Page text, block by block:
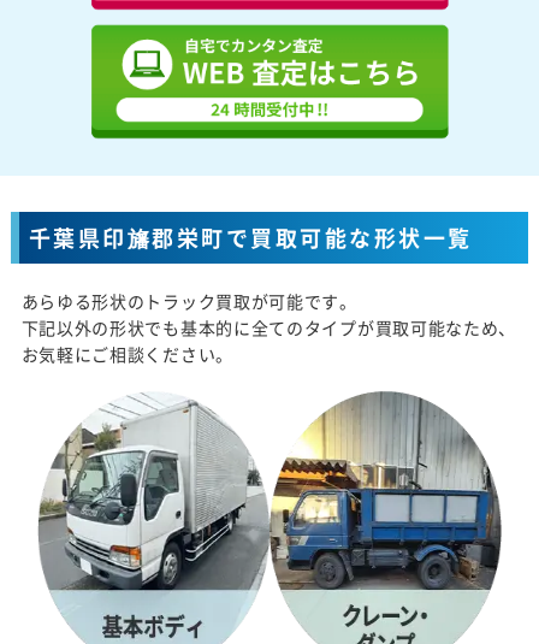
千葉県印旛郡栄町で買取可能な形状一覧
あらゆる形状のトラック買取が可能です。
下記以外の形状でも基本的に全てのタイプが買取可能なため、
お気軽にご相談ください。